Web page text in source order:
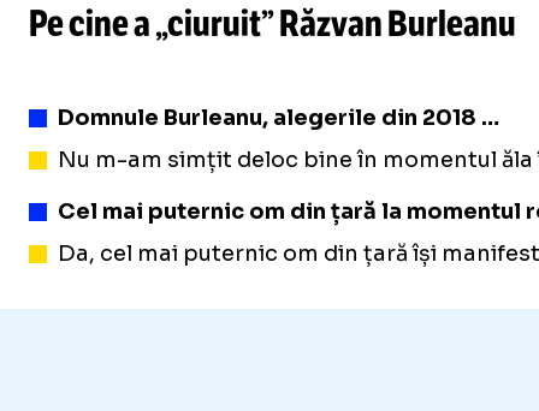
Pe cine a „ciuruit” Răzvan Burleanu
Unmute
Domnule Burleanu, alegerile din 2018 …
Nu m-am simțit deloc bine în momentul ăla
Cel mai puternic om din țară la momentul
Da, cel mai puternic om din țară își